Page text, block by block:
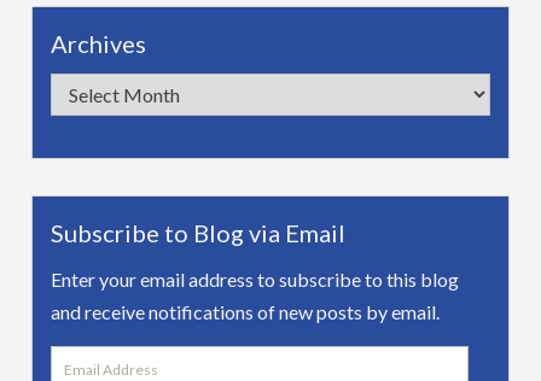
Archives
Archives
Subscribe to Blog via Email
Enter your email address to subscribe to this blog
and receive notifications of new posts by email.
Email